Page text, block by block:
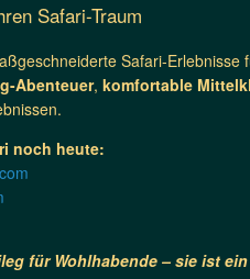
Safari-Traum
Safari-Erlebnisse
Abenteuer, komfortable
noch heute:
für Wohlhabende – sie ist